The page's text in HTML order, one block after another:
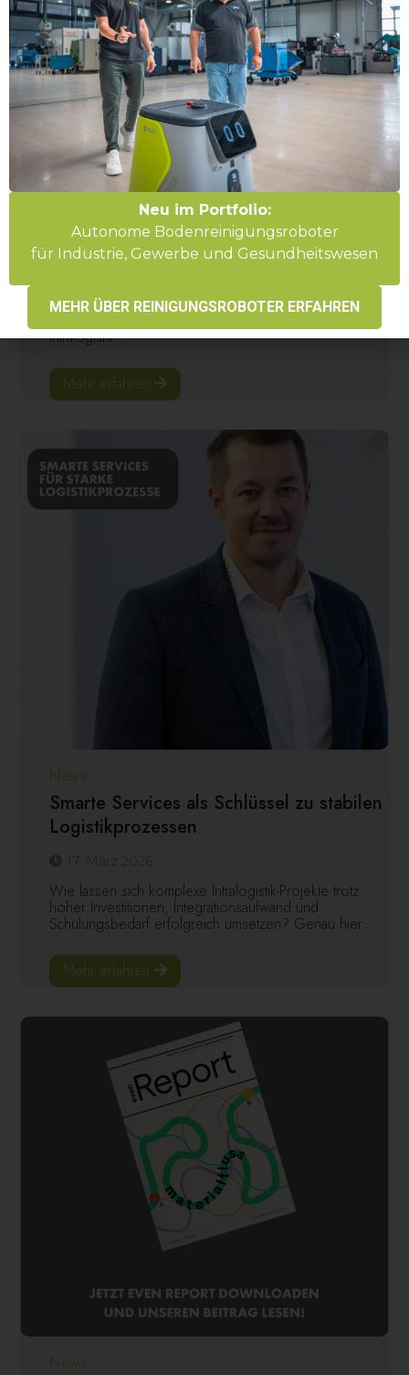
LogiMAT 2026 – Unser Rückblick!
Gemeinsam mit unserem Mitaussteller Continua Systems
Intralogistik...
Mehr erfahren
News
Smarte Services als Schlüssel zu stabilen
Logistikprozessen
Wie lassen sich komplexe Intralogistik-Projekte trotz
hoher Investitionen, Integrationsaufwand und
Schulungsbedarf erfolgreich umsetzen? Genau hier...
Mehr erfahren
News
Neu im Portfolio:
Autonome Bodenreinigungsroboter
für Industrie, Gewerbe und Gesundheitswesen
MEHR ÜBER REINIGUNGSROBOTER ERFAHREN